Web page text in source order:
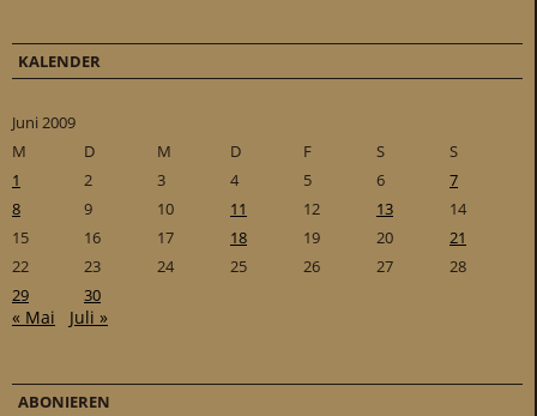
KALENDER
Juni 2009
M
D M D F S
S
1
2 3 4 5 6
7
8
9 10 11 12 13
14
15
16 17 18 19 20
21
22
23 24 25 26 27
28
29
30
« Mai Juli »
ABONIEREN